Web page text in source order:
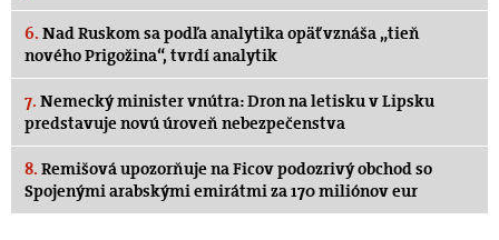
6. Nad Ruskom sa podľa analytika opäť vznáša „tieň
nového Prigožina“, tvrdí analytik
7. Nemecký minister vnútra: Dron na letisku v Lipsku
predstavuje novú úroveň nebezpečenstva
8. Remišová upozorňuje na Ficov podozrivý obchod so
Spojenými arabskými emirátmi za 170 miliónov eur